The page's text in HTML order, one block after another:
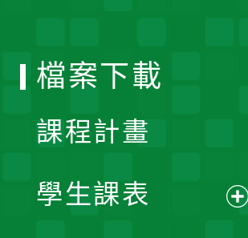
檔案下載
課程計畫
學生課表